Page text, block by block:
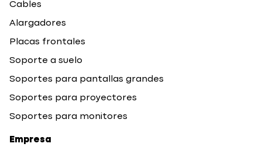
Cables
Alargadores
Placas frontales
Soporte a suelo
Soportes para pantallas grandes
Soportes para proyectores
Soportes para monitores
Empresa